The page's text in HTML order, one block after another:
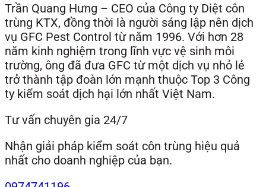
Trần Quang Hưng – CEO của Công ty Diệt côn
trùng KTX, đồng thời là người sáng lập nên dịch
vụ GFC Pest Control từ năm 1996. Với hơn 28
năm kinh nghiệm trong lĩnh vực vệ sinh môi
trường, ông đã đưa GFC từ một dịch vụ nhỏ lẻ
trở thành tập đoàn lớn mạnh thuộc Top 3 Công
ty kiểm soát dịch hại lớn nhất Việt Nam.
Tư vấn chuyên gia 24/7
Nhận giải pháp kiểm soát côn trùng hiệu quả
nhất cho doanh nghiệp của bạn.